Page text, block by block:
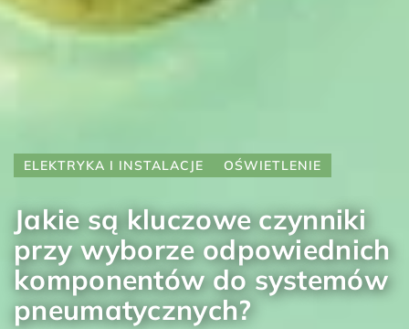
ELEKTRYKA I INSTALACJE OŚWIETLENIE
Jakie są kluczowe czynniki
przy wyborze odpowiednich
komponentów do systemów
pneumatycznych?